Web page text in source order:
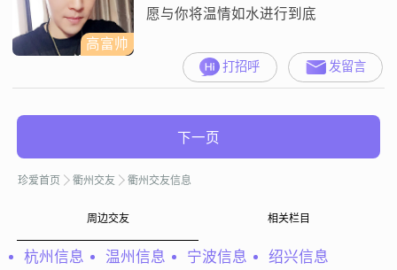
我喜欢规划未来，对生活有着明确
高富帅
愿与你将温情如水进行到底
打招呼 发留言
下一页
珍爱首页 衢州交友 衢州交友信息
周边交友 相关栏目
杭州信息 温州信息 宁波信息 绍兴信息